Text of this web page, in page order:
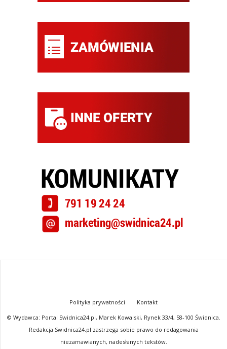
Polityka prywatności
Kontakt
© Wydawca: Portal Swidnica24.pl, Marek Kowalski, Rynek 33/4, 58-100 Świdnica.
Redakcja Swidnica24.pl zastrzega sobie prawo do redagowania
niezamawianych, nadesłanych tekstów.